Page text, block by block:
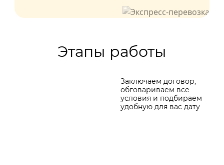
Этапы работы
Заключаем договор,
обговариваем все
условия и подбираем
удобную для вас дату